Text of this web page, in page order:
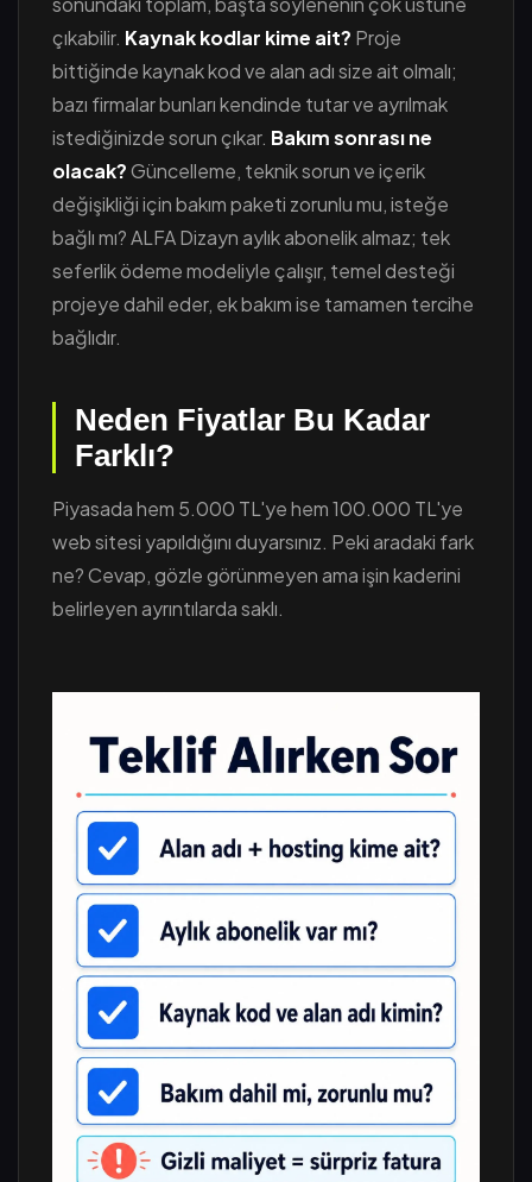
çıkabilir. Kaynak kodlar kime ait? Proje
bittiğinde kaynak kod ve alan adı size ait olmalı;
bazı firmalar bunları kendinde tutar ve ayrılmak
istediğinizde sorun çıkar. Bakım sonrası ne
olacak?Güncelleme, teknik sorun ve içerik
değişikliği için bakım paketi zorunlu mu, isteğe
bağlı mı? ALFA Dizayn aylık abonelik almaz; tek
seferlik ödeme modeliyle çalışır, temel desteği
projeye dahil eder, ek bakım ise tamamen tercihe
bağlıdır.
Neden Fiyatlar Bu Kadar
Farklı?
Piyasada hem 5.000 TL'ye hem 100.000 TL'ye
web sitesi yapıldığını duyarsınız. Peki aradaki fark
ne? Cevap, gözle görünmeyen ama işin kaderini
belirleyen ayrıntılarda saklı.